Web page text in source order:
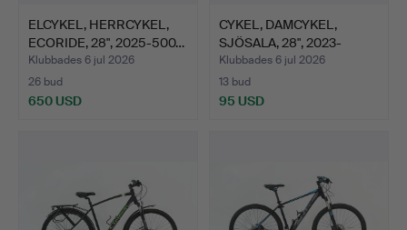
ELCYKEL, HERRCYKEL,
ECORIDE, 28", 2025-500…
Klubbades 6 jul 2026
26 bud
650 USD
CYKEL, DAMCYKEL,
SJÖSALA, 28", 2023-
5000-B…
Klubbades 6 jul 2026
13 bud
95 USD